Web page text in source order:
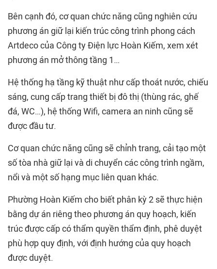
Bên cạnh đó, cơ quan chức năng cũng nghiên cứu
phương án giữ lại kiến trúc công trình phong cách
Artdeco của Công ty Điện lực Hoàn Kiếm, xem xét
phương án mở thông tầng 1…
Hệ thống hạ tầng kỹ thuật như cấp thoát nước, chiếu
sáng, cung cấp trang thiết bị đô thị (thùng rác, ghế
đá, WC…), hệ thống Wifi, camera an ninh cũng sẽ
được đầu tư.
Cơ quan chức năng cũng sẽ chỉnh trang, cải tạo một
số tòa nhà giữ lại và di chuyển các công trình ngầm,
nổi và một số hạng mục liên quan khác.
Phường Hoàn Kiếm cho biết phân kỳ 2 sẽ thực hiện
bằng dự án riêng theo phương án quy hoạch, kiến
trúc được cấp có thẩm quyền thẩm định, phê duyệt
phù hợp quy định, với định hướng của quy hoạch
được duyệt.